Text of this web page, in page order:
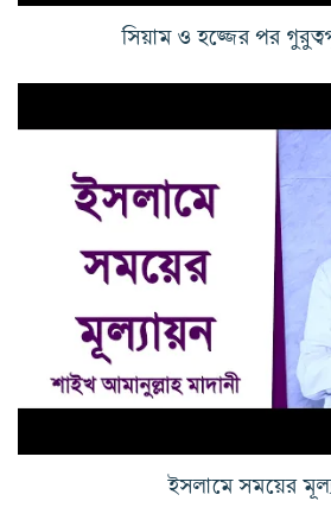
সিয়াম ও হজ্জের পর
ইসলামে সময়ের